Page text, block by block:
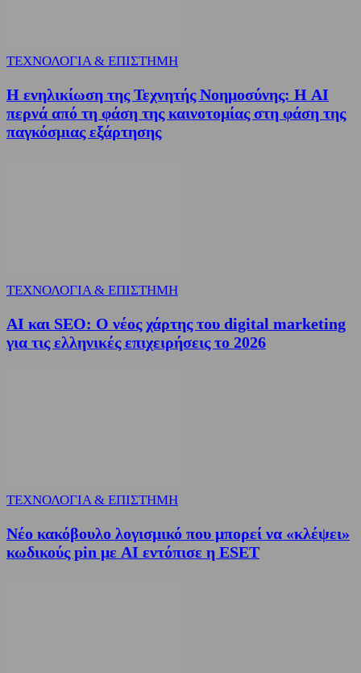
ΤΕΧΝΟΛΟΓΙΑ & ΕΠΙΣΤΗΜΗ
Η ενηλικίωση της Τεχνητής Νοημοσύνης: Η AI
περνά από τη φάση της καινοτομίας στη φάση της
παγκόσμιας εξάρτησης
ΤΕΧΝΟΛΟΓΙΑ & ΕΠΙΣΤΗΜΗ
AI και SEO: Ο νέος χάρτης του digital marketing
για τις ελληνικές επιχειρήσεις το 2026
ΤΕΧΝΟΛΟΓΙΑ & ΕΠΙΣΤΗΜΗ
Νέο κακόβουλο λογισμικό που μπορεί να «κλέψει»
κωδικούς pin με AI εντόπισε η ESET